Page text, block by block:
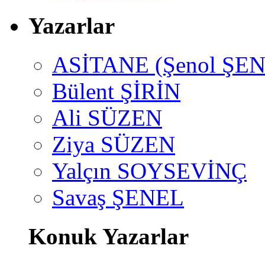
Yazarlar
ASİTANE (Şenol
Bülent ŞİRİN
Ali SÜZEN
Ziya SÜZEN
Yalçın SOYSEVİNÇ
Savaş ŞENEL
Konuk Yazarlar